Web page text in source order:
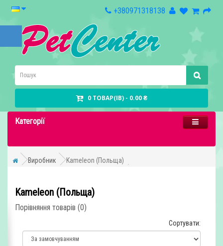
+380971318138
0 ТОВАР(ІВ) - 0.00 ₴
Категорії
Виробник Kameleon (Польща)
Kameleon (Польща)
Порівняння товарів (0)
Сортувати: